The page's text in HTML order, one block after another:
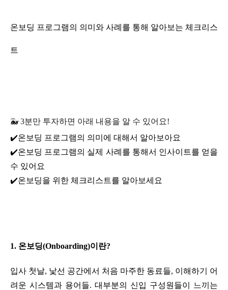
온보딩 프로그램의 의미와 사례를 통해 알아보는 체크리스
트
🐳 3분만 투자하면 아래 내용을 알 수 있어요!
✔️온보딩 프로그램의 의미에 대해서 알아보아요
✔️온보딩 프로그램의 실제 사례를 통해서 인사이트를 얻을
수 있어요
✔️온보딩을 위한 체크리스트를 알아보세요
1. 온보딩(Onboarding)이란?
입사 첫날, 낯선 공간에서 처음 마주한 동료들, 이해하기 어
려운 시스템과 용어들. 대부분의 신입 구성원들이 느끼는